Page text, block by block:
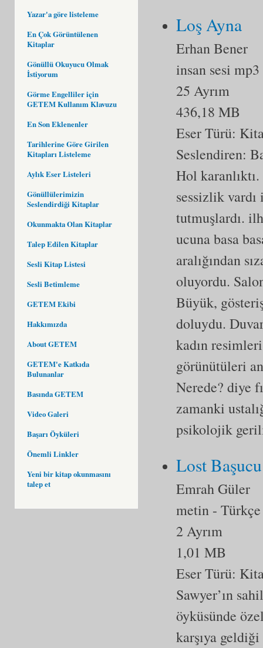
Yazar'a göre listeleme
En Çok Görüntülenen
Kitaplar
Gönüllü Okuyucu Olmak
İstiyorum
Görme Engelliler için
GETEM Kullanım Klavuzu
En Son Eklenenler
Tarihlerine Göre Girilen
Kitapları Listeleme
Aylık Eser Listeleri
Gönüllülerimizin
Seslendirdiği Kitaplar
Okunmakta Olan Kitaplar
Talep Edilen Kitaplar
Sesli Kitap Listesi
Sesli Betimleme
GETEM Ekibi
Hakkımızda
About GETEM
GETEM'e Katkıda
Bulunanlar
Basında GETEM
Video Galeri
Başarı Öyküleri
Önemli Linkler
Yeni bir kitap okunmasını
talep et
Loş Ayna
Erhan Bener
insan sesi mp3
25 Ayrım
436,18 MB
Eser Türü:
Seslendiren:
Hol
sessizlik
tutmuşlardı.
ucuna basa
aralığından
oluyordu.
Büyük,
doluydu.
kadın
görünütüleri
Nerede? diye
zamanki
psikolojik
Lost
Emrah Güler
metin - Türkçe
2 Ayrım
1,01 MB
Eser Türü:
Sawyer’ın
öyküsünde
karşıya geldiği